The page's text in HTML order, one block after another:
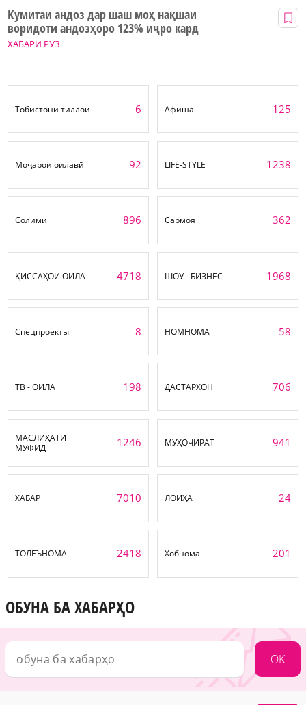
ХАБАРИ РӮЗ
Кумитаи андоз дар шаш моҳ нақшаи
воридоти андозҳоро 123% иҷро кард
Тобистони тиллоӣ 6 Афиша 125
Моҷарои оилавӣ 92 LIFE-STYLE 1238
Солимӣ 896 Сармоя 362
ҚИССАҲОИ ОИЛА 4718 ШОУ - БИЗНЕС 1968
Спецпроекты 8 НОМНОМА 58
ТВ - ОИЛА 198 ДАСТАРХОН 706
МАСЛИҲАТИ
МУФИД
1246 МУҲОҶИРАТ 941
ХАБАР 7010 ЛОИҲА 24
ТОЛЕЪНОМА 2418 Хобнома 201
ОБУНА БА ХАБАРҲО
OK